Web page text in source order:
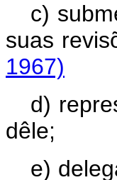
c)
suas
1967)
d)
dêle;
e)